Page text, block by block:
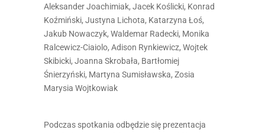
Aleksander Joachimiak, Jacek Koślicki, Konrad
Koźmiński, Justyna Lichota, Katarzyna Łoś,
Jakub Nowaczyk, Waldemar Radecki, Monika
Ralcewicz-Ciaiolo, Adison Rynkiewicz, Wojtek
Skibicki, Joanna Skrobała, Bartłomiej
Śnierzyński, Martyna Sumisławska, Zosia
Marysia Wojtkowiak
Podczas spotkania odbędzie się prezentacja